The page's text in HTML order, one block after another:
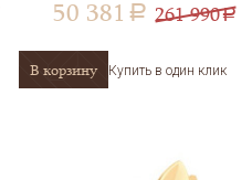
50 381 a 261 990a
В корзину Купить в один клик